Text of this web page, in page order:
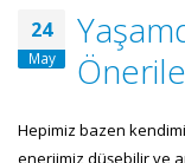
24
May
Hepimiz bazen
enerjimiz düşebilir ve